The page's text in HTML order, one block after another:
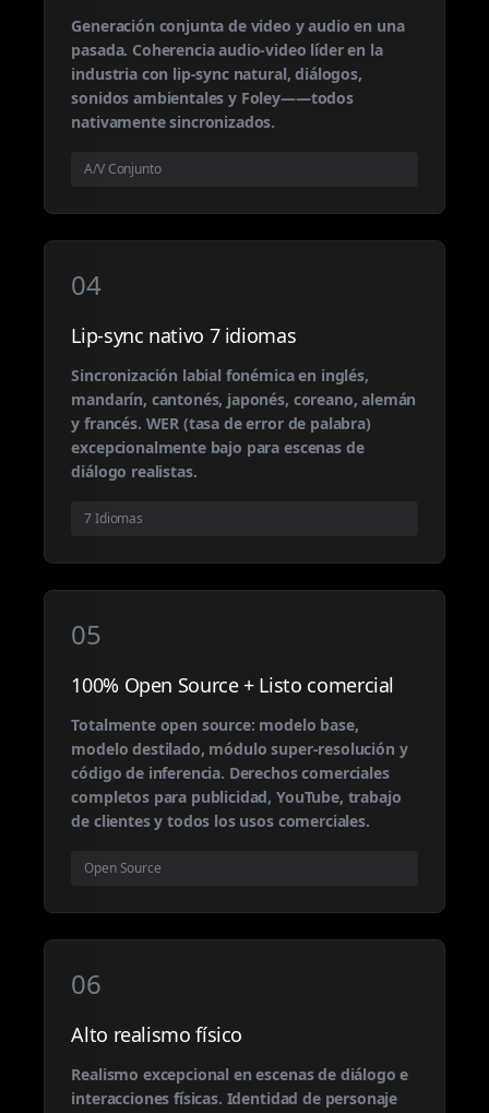
Generación conjunta de video y audio en una
pasada. Coherencia audio-video líder en la
industria con lip-sync natural, diálogos,
sonidos ambientales y Foley——todos
nativamente sincronizados.
A/V Conjunto
04
Lip-sync nativo 7 idiomas
Sincronización labial fonémica en inglés,
mandarín, cantonés, japonés, coreano, alemán
y francés. WER (tasa de error de palabra)
excepcionalmente bajo para escenas de
diálogo realistas.
7 Idiomas
05
100% Open Source + Listo comercial
Totalmente open source: modelo base,
modelo destilado, módulo super-resolución y
código de inferencia. Derechos comerciales
completos para publicidad, YouTube, trabajo
de clientes y todos los usos comerciales.
Open Source
06
Alto realismo físico
Realismo excepcional en escenas de diálogo e
interacciones físicas. Identidad de personaje